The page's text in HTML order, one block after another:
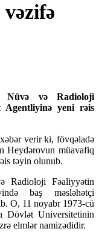
Nüvə və Radioloji
Agentliyinə yeni rəis
verir ki, fövqəladə
Heydərovun müavafiq
təyin olunub.
Fəaliyyətin
baş məsləhətçi
O, 11 noyabr 1973-cü
Dövlət Universitetinin
elmlər namizədidir.